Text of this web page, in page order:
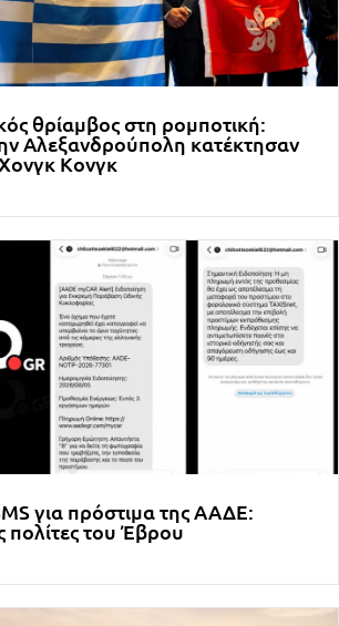
θρίαμβος στη ρομποτική:
Αλεξανδρούπολη κατέκτησαν
Κονγκ
για πρόστιμα της ΑΑΔΕ:
του Έβρου